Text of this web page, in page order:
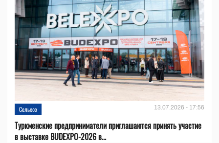
Сельхоз 13.07.2026 - 17:56
Туркменские предприниматели приглашаются принять участие
в выставке BUDEXPO-2026 в...